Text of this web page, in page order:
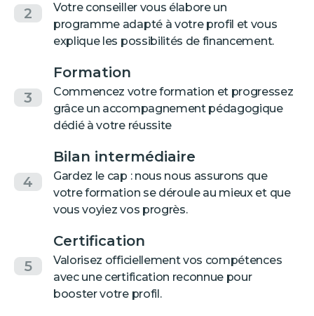
2
Votre conseiller vous élabore un
programme adapté à votre profil et vous
explique les possibilités de financement.
3
Formation
Commencez votre formation et progressez
grâce un accompagnement pédagogique
dédié à votre réussite
4
Bilan intermédiaire
Gardez le cap : nous nous assurons que
votre formation se déroule au mieux et que
vous voyiez vos progrès.
5
Certification
Valorisez officiellement vos compétences
avec une certification reconnue pour
booster votre profil.